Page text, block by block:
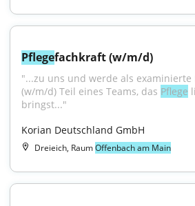
Pflegefachkraft (w/m/d)
"...zu uns und werde als examinierte
(w/m/d) Teil eines Teams, das Pflege
bringst..."
Korian Deutschland GmbH
Dreieich, RaumOffenbach am Main